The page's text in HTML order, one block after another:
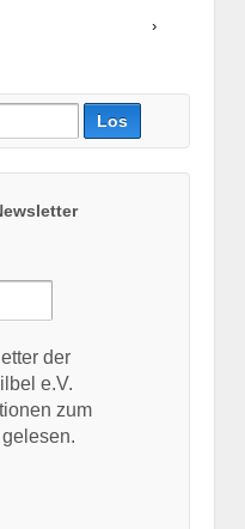
›
der
e.V.
zum